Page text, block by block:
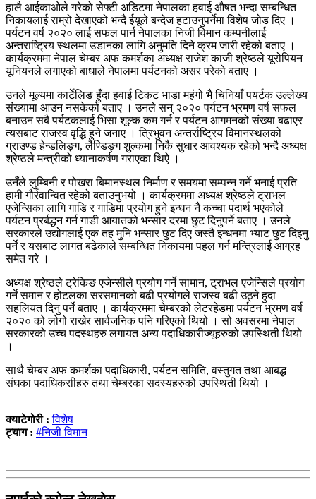
हालै आईकाओले गरेको सेफ्टी अडिटमा नेपालका हवाई औषत भन्दा सम्बन्धित
निकायलाई राम्रो देखाएको भन्दै ईयूले बन्देज हटाउनुपर्नेमा विशेष जोड दिए ।
पर्यटन वर्ष २०२० लाई सफल पार्न नेपालका निजी विमान कम्पनीलाई
अन्तराष्ट्रिय स्थलमा उडानका लागि अनुमति दिने क्रम जारी रहेको बताए ।
कार्यक्रममा नेपाल चेम्बर अफ कमर्शका अध्यक्ष राजेश काजी श्रेष्ठले यूरोपियन
यूनियनले लगाएको बाधाले नेपालमा पर्यटनको असर परेको बताए ।
उनले मूल्यमा कार्टेलिङ हुँदा हवाई टिकट भाडा महंगो भै चिनियाँ पयर्टक उल्लेख्य
संख्यामा आउन नसकेको बताए । उनले सन् २०२० पर्यटन भ्रमण वर्ष सफल
बनाउन सबै पर्यटकलाई भिसा शूल्क कम गर्न र पर्यटन आगमनको संख्या बढाएर
त्यसबाट राजस्व वृद्धि हुने जनाए । त्रिभुवन अन्तर्राष्ट्रिय विमानस्थलको
ग्राउण्ड हेन्डलिङ्ग, लैण्डिङ्ग शुल्कमा निकै सुधार आवश्यक रहेको भन्दै अध्यक्ष
श्रेष्ठले मन्त्रीको ध्यानाकर्षण गराएका थिऐ ।
उनँले लुम्बिनी र पोखरा बिमानस्थल निर्माण र समयमा सम्पन्न गर्ने भनाई प्रति
हामी गौर्रवान्वित रहेको बताउनुभयो । कार्यक्रममा अध्यक्ष श्रेष्ठले ट्राभल
एजेन्सिका लागि गाडि र गाडिमा प्रयोग हुने इन्धन नै कच्चा पदार्थ भएकोले
पर्यटन प्रर्बद्धन गर्न गाडी आयातको भन्सार दरमा छुट दिनुपर्ने बताए । उनले
सरकारले उद्योगलाई एक तह मुनि भन्सार छुट दिए जस्तै इन्धनमा भ्याट छुट दिइनु
पर्ने र यसबाट लागत बढेकाले सम्बन्धित निकायमा पहल गर्न मन्त्रिलाई आग्रह
समेत गरे ।
अध्यक्ष श्रेष्ठले ट्रेकिङ एजेन्सीले प्रयोग गर्ने सामान, ट्राभल एजेन्सिले प्रयोग
गर्ने समान र होटलका सरसमानको बढी प्रयोगले राजस्व बढी उठ्ने हुदा
सहलियत दिनु पर्ने बताए । कार्यक्रममा चेम्बरको लेटरहेडमा पर्यटन भ्रमण वर्ष
२०२० को लोगो राखेर सार्वजनिक पनि गरिएको थियो । सो अवसरमा नेपाल
सरकारको उच्च पदस्थहरु लगायत अन्य पदाधिकारीज्यूहरुको उपस्थिती थियो
।
साथै चेम्बर अफ कमर्शका पदाधिकारी, पर्यटन समिति, वस्तुगत तथा आबद्ध
संघका पदाधिकराीहरु तथा चेम्बरका सदस्यहरुको उपस्थिती थियो ।
क्याटेगोरी :विशेष
ट्याग : #निजी विमान